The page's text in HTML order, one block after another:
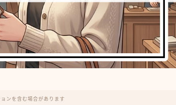
ンを含む場合があります